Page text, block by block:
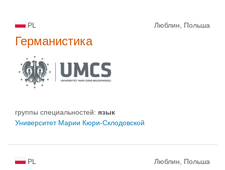
PL Люблин, Польша
Германистика
группы специальностей: язык
Университет Марии Кюри-Склодовской
PL Люблин, Польша